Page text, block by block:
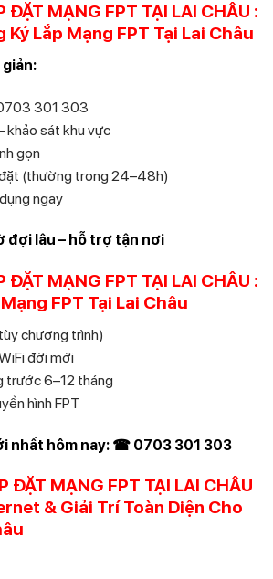
ĐẶT MẠNG FPT TẠI LAI CHÂU :
Lắp Mạng FPT Tại Lai Châu
301 303
khảo sát khu vực
gọn
(thường trong 24–48h)
ngay
đợi lâu – hỗ trợ tận nơi
ĐẶT MẠNG FPT TẠI LAI CHÂU :
FPT Tại Lai Châu
chương trình)
đời mới
trước 6–12 tháng
hình FPT
nhất hôm nay: ☎ 0703 301 303
ĐẶT MẠNG FPT TẠI LAI CHÂU
& Giải Trí Toàn Diện Cho